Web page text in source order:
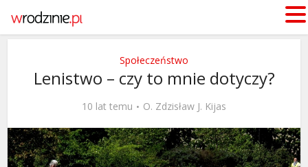
Społeczeństwo
Lenistwo – czy to mnie dotyczy?
10 lat temu O. Zdzisław J. Kijas